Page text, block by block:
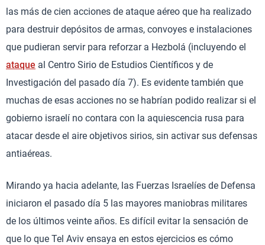
las más de cien acciones de ataque aéreo que ha realizado
para destruir depósitos de armas, convoyes e instalaciones
que pudieran servir para reforzar a Hezbolá (incluyendo el
ataque al Centro Sirio de Estudios Científicos y de
Investigación del pasado día 7). Es evidente también que
muchas de esas acciones no se habrían podido realizar si el
gobierno israelí no contara con la aquiescencia rusa para
atacar desde el aire objetivos sirios, sin activar sus defensas
antiaéreas.
Mirando ya hacia adelante, las Fuerzas Israelíes de Defensa
iniciaron el pasado día 5 las mayores maniobras militares
de los últimos veinte años. Es difícil evitar la sensación de
que lo que Tel Aviv ensaya en estos ejercicios es cómo